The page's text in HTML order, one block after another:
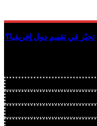
في تقييم دول إفريقيا؟